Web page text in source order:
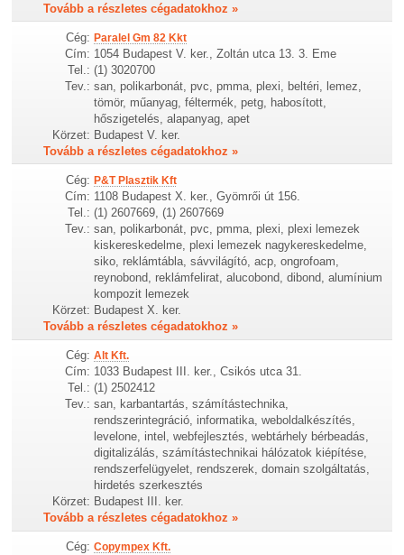
Tovább a részletes cégadatokhoz »
Cég: Paralel Gm 82 Kkt
Cím: 1054 Budapest V. ker., Zoltán utca 13. 3. Eme
Tel.: (1) 3020700
Tev.: san, polikarbonát, pvc, pmma, plexi, beltéri, lemez,
tömör, műanyag, féltermék, petg, habosított,
hőszigetelés, alapanyag, apet
Körzet: Budapest V. ker.
Tovább a részletes cégadatokhoz »
Cég: P&T Plasztik Kft
Cím: 1108 Budapest X. ker., Gyömrői út 156.
Tel.: (1) 2607669, (1) 2607669
Tev.: san, polikarbonát, pvc, pmma, plexi, plexi lemezek
kiskereskedelme, plexi lemezek nagykereskedelme,
siko, reklámtábla, sávvilágító, acp, ongrofoam,
reynobond, reklámfelirat, alucobond, dibond, alumínium
kompozit lemezek
Körzet: Budapest X. ker.
Tovább a részletes cégadatokhoz »
Cég: Alt Kft.
Cím: 1033 Budapest III. ker., Csikós utca 31.
Tel.: (1) 2502412
Tev.: san, karbantartás, számítástechnika,
rendszerintegráció, informatika, weboldalkészítés,
levelone, intel, webfejlesztés, webtárhely bérbeadás,
digitalizálás, számítástechnikai hálózatok kiépítése,
rendszerfelügyelet, rendszerek, domain szolgáltatás,
hirdetés szerkesztés
Körzet: Budapest III. ker.
Tovább a részletes cégadatokhoz »
Cég: Copympex Kft.